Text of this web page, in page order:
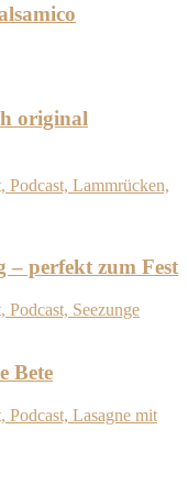
original
– perfekt zum Fest
Bete